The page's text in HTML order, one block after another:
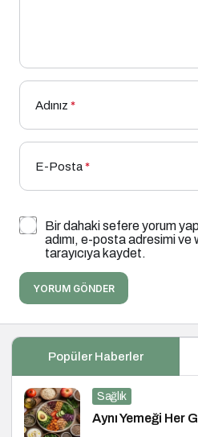
Adınız *
E-Posta*
Bir dahaki sefere yorum
adımı, e-posta adresimi
tarayıcıya kaydet.
YORUM GÖNDER
Popüler Haberler
Sağlık
Aynı Yemeği Her